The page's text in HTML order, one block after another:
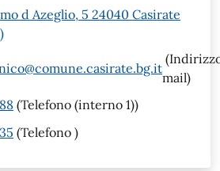
d Azeglio, 5 24040 Casirate
mail)
(Telefono (interno 1))
(Telefono )